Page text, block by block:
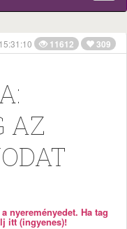
11612 309
AZ
nyereményedet. Ha tag
itt (ingyenes)!